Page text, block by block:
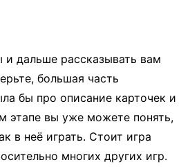
дальше рассказывать вам
большая часть
бы про описание карточек и
этапе вы уже можете понять,
в неё играть. Стоит игра
многих других игр.